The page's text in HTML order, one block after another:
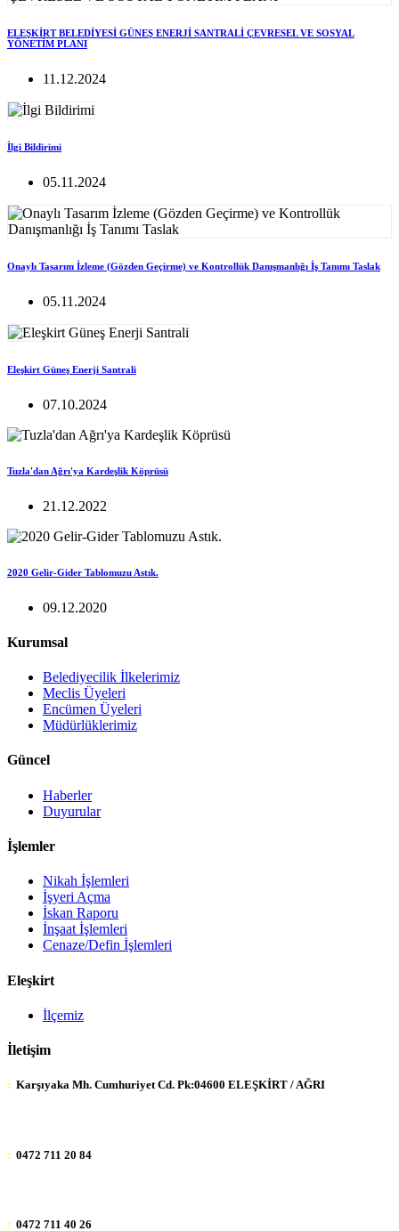
ELEŞKİRT BELEDİYESİ GÜNEŞ ENERJİ SANTRALİ ÇEVRESEL VE SOSYAL
YÖNETİM PLANI
11.12.2024
İlgi Bildirimi
05.11.2024
Onaylı Tasarım İzleme (Gözden Geçirme) ve Kontrollük Danışmanlığı İş Tanımı Taslak
05.11.2024
Eleşkirt Güneş Enerji Santrali
07.10.2024
Tuzla'dan Ağrı'ya Kardeşlik Köprüsü
21.12.2022
2020 Gelir-Gider Tablomuzu Astık.
09.12.2020
Kurumsal
Belediyecilik İlkelerimiz
Meclis Üyeleri
Encümen Üyeleri
Müdürlüklerimiz
Güncel
Haberler
Duyurular
İşlemler
Nikah İşlemleri
İşyeri Açma
İskan Raporu
İnşaat İşlemleri
Cenaze/Defin İşlemleri
Eleşkirt
İlçemiz
İletişim
: Karşıyaka Mh. Cumhuriyet Cd. Pk:04600 ELEŞKİRT / AĞRI
: 0472 711 20 84
: 0472 711 40 26